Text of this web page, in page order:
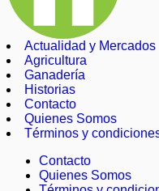
Actualidad y Mercados
Agricultura
Ganadería
Historias
Contacto
Quienes Somos
Términos y
Contacto
Quienes Somos